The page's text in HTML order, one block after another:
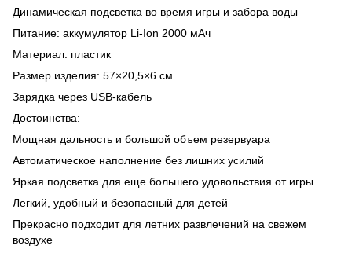
Динамическая подсветка во время игры и забора воды
Питание: аккумулятор Li-Ion 2000 мАч
Материал: пластик
Размер изделия: 57×20,5×6 см
Зарядка через USB-кабель
Достоинства:
Мощная дальность и большой объем резервуара
Автоматическое наполнение без лишних усилий
Яркая подсветка для еще большего удовольствия от игры
Легкий, удобный и безопасный для детей
Прекрасно подходит для летних развлечений на свежем
воздухе